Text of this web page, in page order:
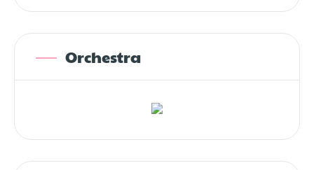
Orchestra